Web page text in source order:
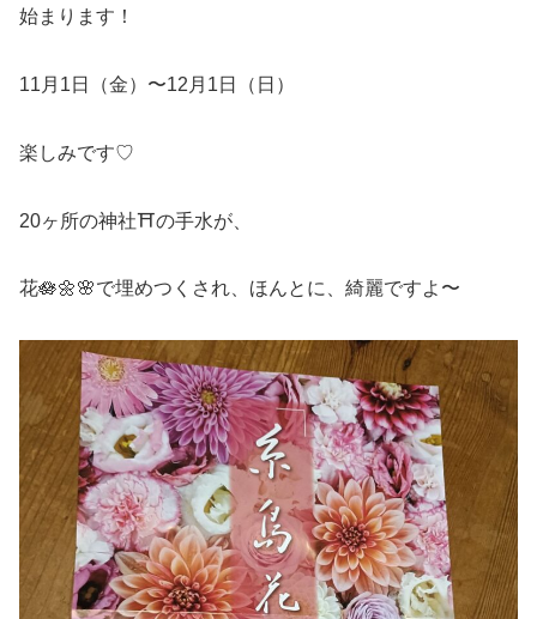
始まります！
11月1日（金）〜12月1日（日）
楽しみです♡
20ヶ所の神社⛩️の手水が、
花🪷🌼🌸で埋めつくされ、ほんとに、綺麗ですよ〜